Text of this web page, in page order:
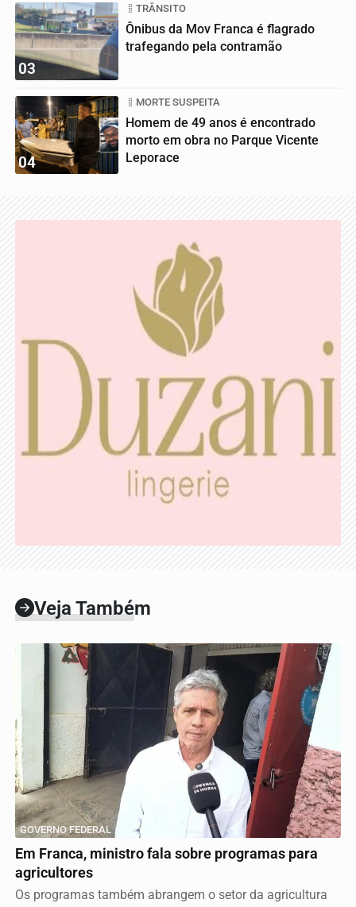
03
TRÂNSITO
Ônibus da Mov Franca é flagrado
trafegando pela contramão
04
MORTE SUSPEITA
Homem de 49 anos é encontrado
morto em obra no Parque Vicente
Leporace
Veja Também
GOVERNO FEDERAL
Em Franca, ministro fala sobre programas para
agricultores
Os programas também abrangem o setor da agricultura